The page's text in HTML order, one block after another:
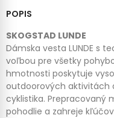
POPIS
SKOGSTAD LUNDE
Dámska vesta LUNDE s
voľbou pre všetky
hmotnosti poskytuje
outdoorových aktivitách
cyklistika. Prepracovaný
pohodlie a zahreje